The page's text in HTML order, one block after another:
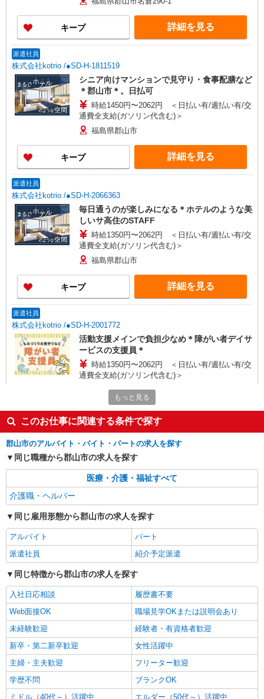
キープ 詳細を見る
派遣社員
株式会社kotrio /●SD-H-1811519
シニア向けマンションで見守り・食事配膳など
＊郡山市＊。日払可
時給1450円〜2062円 ＜日払い有/週払い有/交
通費全支給(ガソリン代含む)＞
福島県郡山市
キープ 詳細を見る
派遣社員
株式会社kotrio /●SD-H-2066363
毎日通うのが楽しみになる＊ホテルのような美
しいサ高住のSTAFF
時給1350円〜2062円 ＜日払い有/週払い有/交
通費全支給(ガソリン代含む)＞
福島県郡山市
キープ 詳細を見る
派遣社員
株式会社kotrio /●SD-H-2001772
活動支援メインで負担少なめ＊障がい者デイサ
ービスの支援員＊
時給1350円〜2062円 ＜日払い有/週払い有/交
通費全支給(ガソリン代含む)＞
福島県郡山市
キープ
派遣社員
株式会社kotrio /●SD-H-2001794
【郡山市】キレイな病院で未経験OKの看護助
手★柔軟シフト◎
通費全支給(ガソリン代含む)＞
福島県郡山市
キープ 詳細を見る
派遣社員
株式会社kotrio /●SD-H-1896293
郡山市＠有料老人ホーム◎上質な支援、納得の
報酬、充実研修♪
時給1450円〜2062円 ＜日払い有/週払い有/交
通費全支給(ガソリン代含む)＞
郡山市内｜郡山駅
詳細を見る
もっと見る
このお仕事に関連する条件で探す
郡山市のアルバイト・バイト・パートの求人を探す
同じ職種から郡山市の求人を探す
医療・介護・福祉すべて
介護職・ヘルパー
同じ雇用形態から郡山市の求人を探す
アルバイト
パート
派遣社員
紹介予定派遣
同じ特徴から郡山市の求人を探す
入社日応相談
履歴書不要
Web面接OK
職場見学OKまたは説明会あり
未経験歓迎
経験者・有資格者歓迎
新卒・第二新卒歓迎
女性活躍中
主婦・主夫歓迎
フリーター歓迎
学歴不問
ブランクOK
ミドル（40代～）活躍中
エルダー（50代～）活躍中